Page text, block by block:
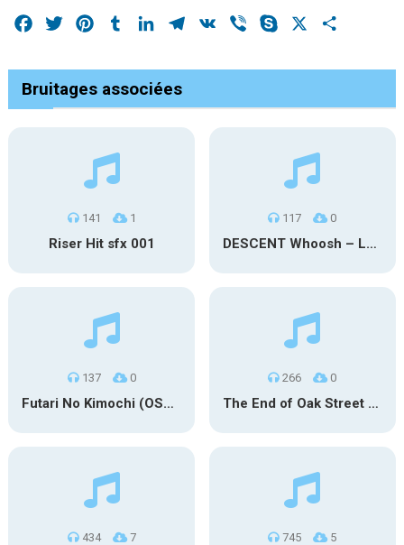
Facebook
Twitter PinterestTumblrLinkedInTelegram
VK Viber Skype
Bruitages associées
141 1
Riser Hit sfx 001
117 0
DESCENT Whoosh – Long
137 0
Futari No Kimochi (OST Inuyasha)
266 0
The End of Oak Street Trailer
434 7 745 5